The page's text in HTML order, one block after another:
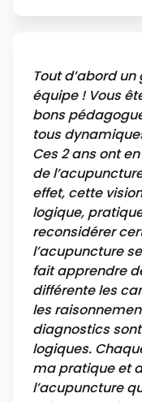
Tout d’abord
équipe ! Vous
bons
tous
Ces 2 ans ont
de
effet, cette
logique,
reconsidérer
l’acupuncture
fait apprendre
différente les
les
diagnostics
logiques.
ma pratique et
l’acupuncture